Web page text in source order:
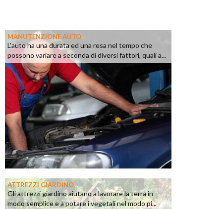
MANUTENZIONE AUTO
L'auto ha una durata ed una resa nel tempo che
possono variare a seconda di diversi fattori, quali a...
ATTREZZI GIARDINO
Gli attrezzi giardino aiutano a lavorare la terra in
modo semplice e a potare i vegetali nel modo pi...